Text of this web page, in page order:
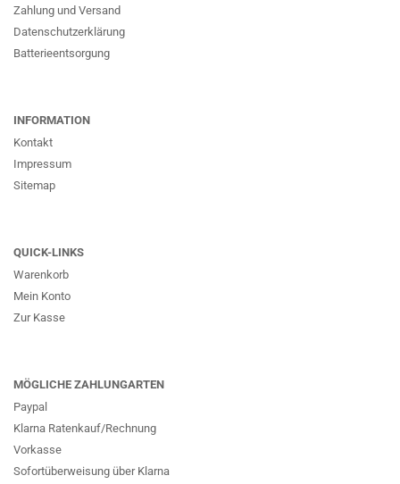
Zahlung und Versand
Datenschutzerklärung
Batterieentsorgung
INFORMATION
Kontakt
Impressum
Sitemap
QUICK-LINKS
Warenkorb
Mein Konto
Zur Kasse
MÖGLICHE ZAHLUNGARTEN
Paypal
Klarna Ratenkauf/Rechnung
Vorkasse
Sofortüberweisung über Klarna